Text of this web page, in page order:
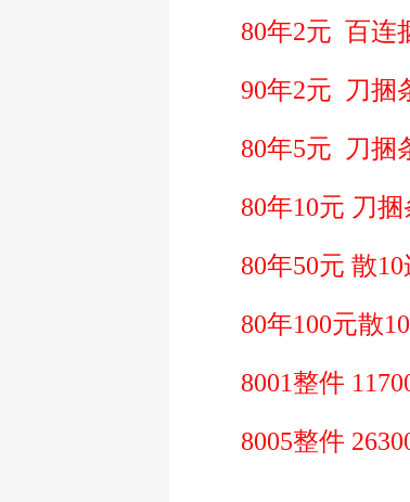
80年2元 百连
90年2元 刀捆
80年5元 刀捆
80年10元 刀捆
80年50元 散10
80年100元散10
8001整件
8005整件